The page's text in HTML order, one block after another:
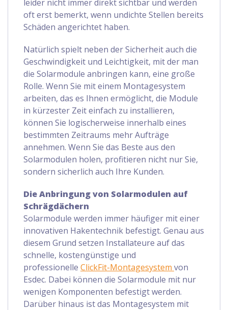
leider nicht immer direkt sichtbar und werden
oft erst bemerkt, wenn undichte Stellen bereits
Schäden angerichtet haben.
Natürlich spielt neben der Sicherheit auch die
Geschwindigkeit und Leichtigkeit, mit der man
die Solarmodule anbringen kann, eine große
Rolle. Wenn Sie mit einem Montagesystem
arbeiten, das es Ihnen ermöglicht, die Module
in kürzester Zeit einfach zu installieren,
können Sie logischerweise innerhalb eines
bestimmten Zeitraums mehr Aufträge
annehmen. Wenn Sie das Beste aus den
Solarmodulen holen, profitieren nicht nur Sie,
sondern sicherlich auch Ihre Kunden.
Die Anbringung von Solarmodulen auf
Schrägdächern
Solarmodule werden immer häufiger mit einer
innovativen Hakentechnik befestigt. Genau aus
diesem Grund setzen Installateure auf das
schnelle, kostengünstige und
professionelle ClickFit-Montagesystem von
Esdec. Dabei können die Solarmodule mit nur
wenigen Komponenten befestigt werden.
Darüber hinaus ist das Montagesystem mit